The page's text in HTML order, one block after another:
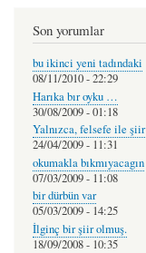
Son yorumlar
bu ikinci yeni tadındaki
08/11/2010 - 22:29
Harıka bır oyku …
30/08/2009 - 01:18
Yalnızca, felsefe ile şiir
24/04/2009 - 11:31
okumakla bıkmıyacagın
07/03/2009 - 11:08
bir dürbün var
05/03/2009 - 14:25
İlginç bir şiir olmuş.
18/09/2008 - 10:35